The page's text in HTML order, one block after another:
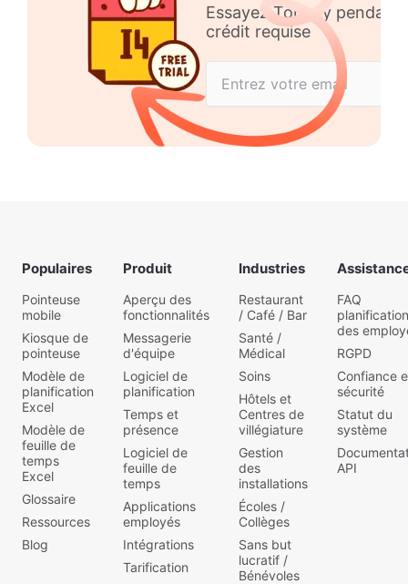
Essayez Tommy pendant
crédit requise
Populaires
Pointeuse
mobile
Kiosque de
pointeuse
Modèle de
planification
Excel
Modèle de
feuille de
temps
Excel
Glossaire
Ressources
Blog
Produit
Aperçu des
fonctionnalités
Messagerie
d'équipe
Logiciel de
planification
Temps et
présence
Logiciel de
feuille de
temps
Applications
employés
Intégrations
Tarification
Industries
Restaurant
/ Café / Bar
Santé /
Médical
Soins
Hôtels et
Centres de
villégiature
Gestion
des
installations
Écoles /
Collèges
Sans but
lucratif /
Bénévoles
FAQ
planification
des
RGPD
Confiance
sécurité
Statut du
système
API